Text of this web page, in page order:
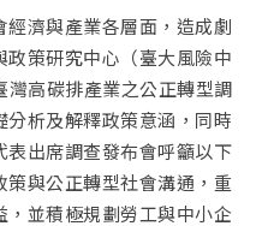
濟與產業各層面，造成劇
策研究中心（臺大風險中
灣高碳排產業之公正轉型調
析及解釋政策意涵，同時
出席調查發布會呼籲以下
與公正轉型社會溝通，重
並積極規劃勞工與中小企